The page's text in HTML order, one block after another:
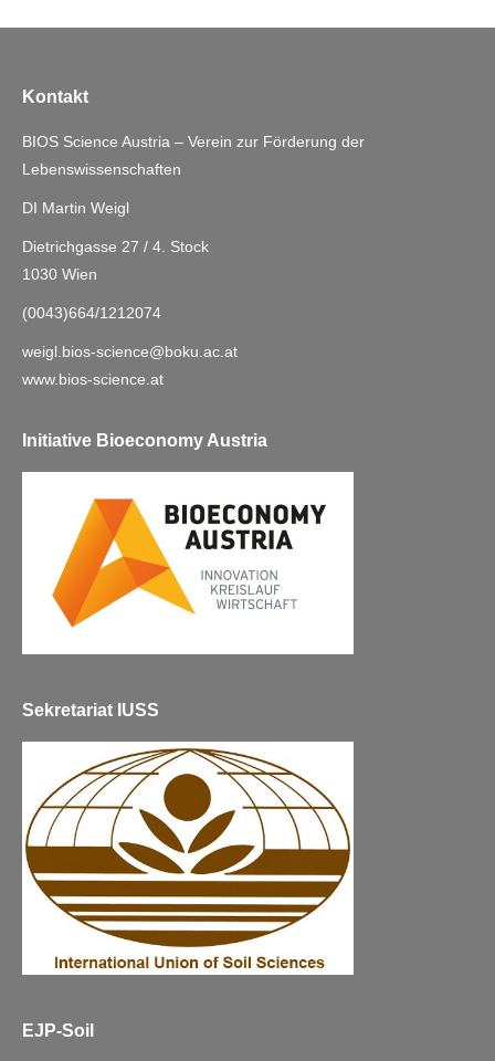
Kontakt
BIOS Science Austria – Verein zur Förderung der
Lebenswissenschaften
DI Martin Weigl
Dietrichgasse 27 / 4. Stock
1030 Wien
(0043)664/1212074
weigl.bios-science@boku.ac.at
www.bios-science.at
Initiative Bioeconomy Austria
Sekretariat IUSS
EJP-Soil